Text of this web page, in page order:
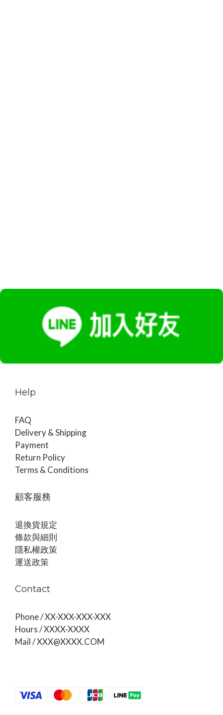
Help
FAQ
Delivery & Shipping
Payment
Return Policy
Terms & Conditions
顧客服務
退換貨規定
條款與細則
隱私權政策
運送政策
Contact
Phone / XX-XXX-XXX-XXX
Hours / XXXX-XXXX
Mail / XXX@XXXX.COM